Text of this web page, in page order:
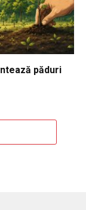
păduri